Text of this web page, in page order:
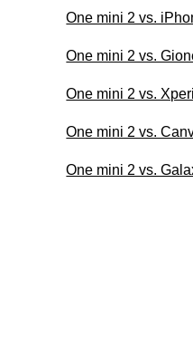
One mini 2 vs.
One mini 2 vs.
One mini 2 vs.
One mini 2 vs.
One mini 2 vs.